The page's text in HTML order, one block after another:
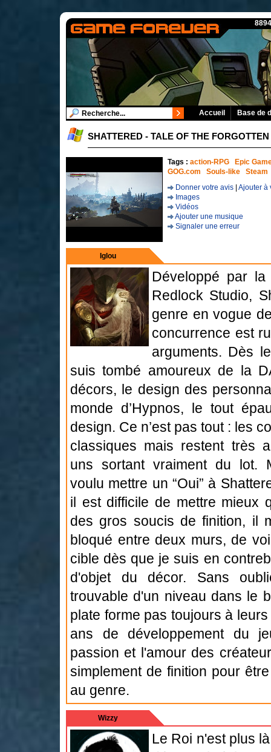
Accueil Base de
SHATTERED - TALE OF THE
Tags : action-RPG
Epic
GOG.com
Souls-like
Steam
Donner votre avis Ajouter à
Images
Vidéos
Ajouter une musique
Signaler une erreur
Iglou
Développé par
Redlock Studio,
genre en vogue
concurrence est
arguments. Dès
suis tombé amoureux de la
décors, le design des
monde d’Hypnos, le tout
design. Ce n’est pas tout : les
classiques mais restent très
uns sortant vraiment du lot.
voulu mettre un “Oui” à
il est difficile de mettre mieux
des gros soucis de finition, il
bloqué entre deux murs, de
cible dès que je suis en
d'objet du décor. Sans
trouvable d'un niveau dans le
plate forme pas toujours à
ans de développement du
passion et l'amour des
simplement de finition pour
au genre.
Wizzy
Le Roi n'est plus